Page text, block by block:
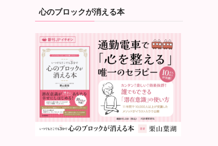
心のブロックが消える本